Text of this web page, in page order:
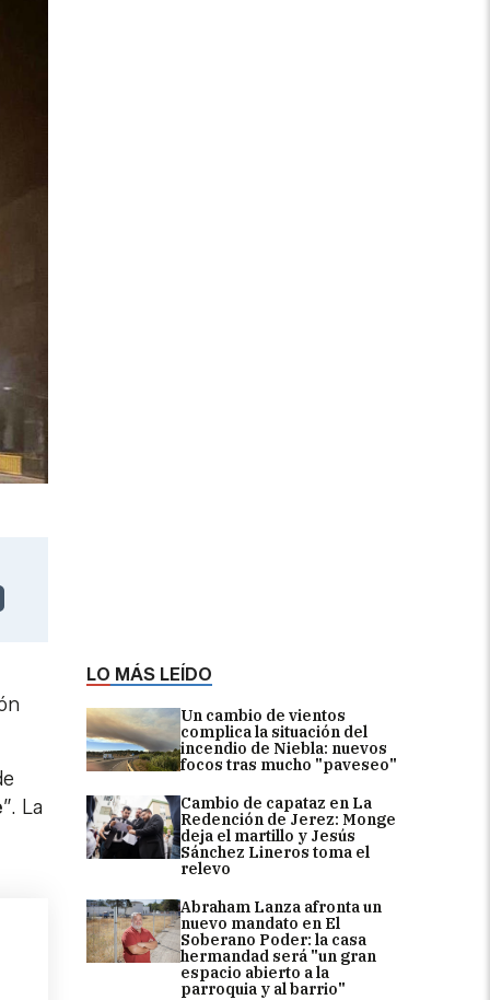
LO MÁS LEÍDO
Un cambio de vientos
complica la situación del
incendio de Niebla: nuevos
focos tras mucho "paveseo"
Cambio de capataz en La
Redención de Jerez: Monge
deja el martillo y Jesús
Sánchez Lineros toma el
relevo
Abraham Lanza afronta un
nuevo mandato en El
Soberano Poder: la casa
hermandad será "un gran
espacio abierto a la
parroquia y al barrio"
”. La